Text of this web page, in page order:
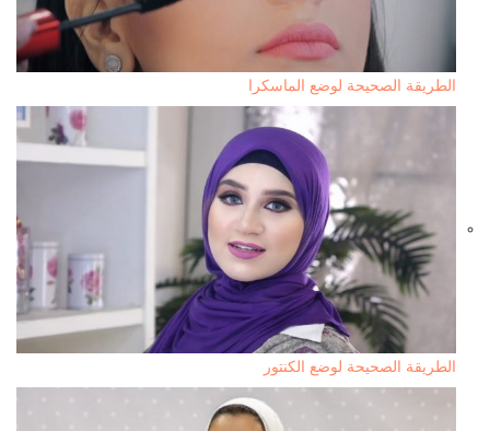
الطريقة الصحيحة لوضع الماسكرا
الطريقة الصحيحة لوضع الكنتور